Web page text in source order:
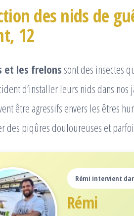
des nids de
12
et les frelons sont des insectes
d’installer leurs nids dans
être agressifs envers les êtres
des piqûres douloureuses et
Rémi intervient
Rémi